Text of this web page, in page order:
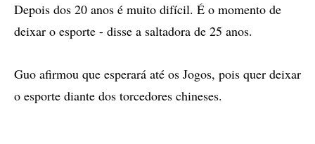
Depois dos 20 anos é muito difícil. É o momento de
deixar o esporte - disse a saltadora de 25 anos.
Guo afirmou que esperará até os Jogos, pois quer deixar
o esporte diante dos torcedores chineses.